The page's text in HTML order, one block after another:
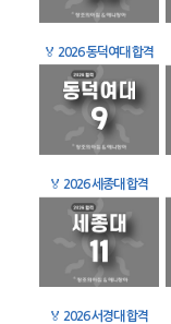
🏅 2026 동덕여대 합격
🏅 2026 세종대 합격
🏅 2026 서경대 합격